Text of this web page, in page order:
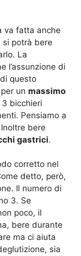
va fatta anche
potrà bere
La
l’assunzione di
questo
un massimo
3 bicchieri
Pensiamo a
bere
gastrici.
corretto nel
detto, però,
Il numero di
3. Se
poco, il
bere durante
ma ci aiuta
sia